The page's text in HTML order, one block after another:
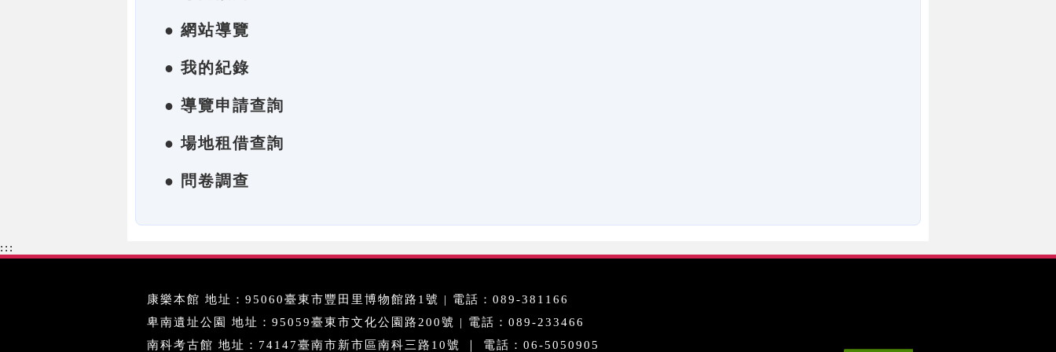
● 網站導覽
● 我的紀錄
● 導覽申請查詢
● 場地租借查詢
● 問卷調查
:::
康樂本館 地址：95060臺東市豐田里博物館路1號 | 電話：089-381166
卑南遺址公園 地址：95059臺東市文化公園路200號 | 電話：089-233466
南科考古館 地址：74147臺南市新市區南科三路10號 ｜ 電話：06-5050905